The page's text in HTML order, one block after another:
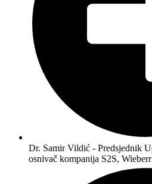
Dr. Samir Vildić - Predsjednik
osnivač kompanija S2S,